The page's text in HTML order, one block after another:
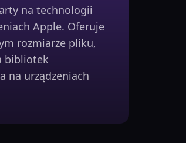
na technologii
Apple. Oferuje
rozmiarze pliku,
bibliotek
na urządzeniach